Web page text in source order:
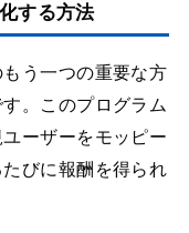
する方法
う一つの重要な方
。このプログラム
ーザーをモッピー
びに報酬を得られ